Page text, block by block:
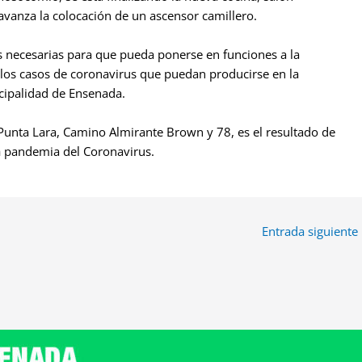
la colocación de un ascensor camillero.
para que pueda ponerse en funciones a la
casos de coronavirus que puedan producirse en la
de Ensenada.
Lara, Camino Almirante Brown y 78, es el resultado de
del Coronavirus.
Entrada siguiente